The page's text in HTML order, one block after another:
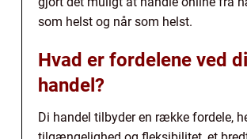
som helst og når som helst.
Hvad er fordelene ved di
handel?
Di handel tilbyder en række fordele,